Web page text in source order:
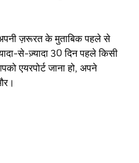
ज़रूरत के मुताबिक पहले से
से-ज़्यादा 30 दिन पहले किसी
एयरपोर्ट जाना हो, अपने